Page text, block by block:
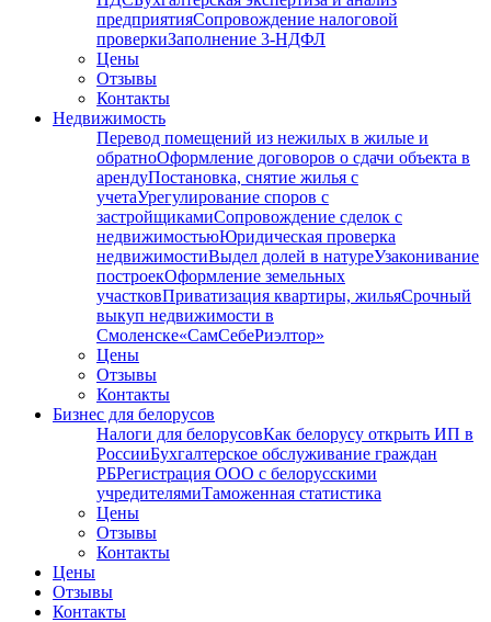
предприятияСопровождение налоговой
проверкиЗаполнение 3-НДФЛ
Цены
Отзывы
Контакты
Недвижимость
Перевод помещений из нежилых в жилые и
обратноОформление договоров о сдачи объекта в
арендуПостановка, снятие жилья с
учетаУрегулирование споров с
застройщикамиСопровождение сделок с
недвижимостьюЮридическая проверка
недвижимостиВыдел долей в натуреУзаконивание
построекОформление земельных
участковПриватизация квартиры, жильяСрочный
выкуп недвижимости в
Cмоленске«СамСебеРиэлтор»
Цены
Отзывы
Контакты
Бизнес для белорусов
Налоги для белорусовКак белорусу открыть ИП в
РоссииБухгалтерское обслуживание граждан
РБРегистрация ООО с белорусскими
учредителямиТаможенная статистика
Цены
Отзывы
Контакты
Цены
Отзывы
Контакты